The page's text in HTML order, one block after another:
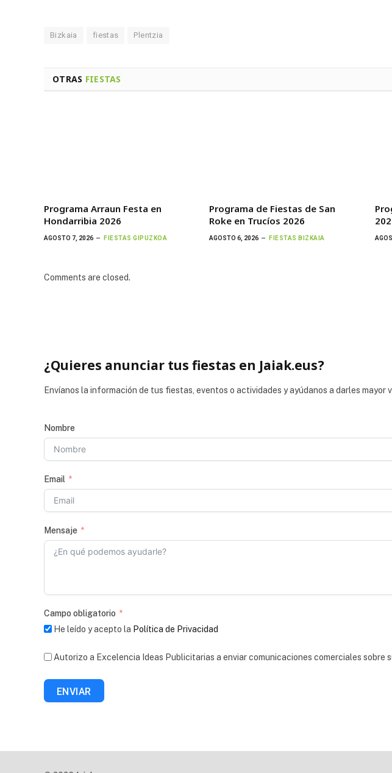
Bizkaia fiestas Plentzia
OTRAS FIESTAS
Programa Arraun Festa en
Hondarribia 2026
AGOSTO 7, 2026 FIESTAS GIPUZKOA
Programa de Fiestas de San
Roke en Trucíos 2026
AGOSTO 6, 2026 FIESTAS BIZKAIA
Comments are closed.
¿Quieres anunciar tus fiestas en Jaiak.eus?
Envíanos la información de tus fiestas, eventos o actividades y ayúdanos a darles mayor
Nombre
Email
Mensaje
Campo obligatorio
He leído y acepto la Política de Privacidad
Autorizo a Excelencia Ideas Publicitarias a enviar comunicaciones comerciales sobre
ENVIAR